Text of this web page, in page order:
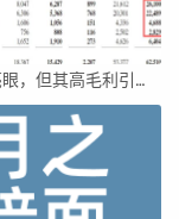
携程财报亮眼，但其高毛利引发行业争议